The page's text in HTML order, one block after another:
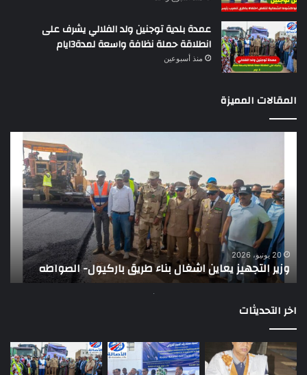
عمدة بلدية توجنين ولد الفلالي يشرف على
انطلاقة حملة نظافة واسعة لمدة3ايام
منذ أسبوعين
المقالات المميزة
اشغال
بناء
طريق
باركيول-
الصواطه
20 يونيو، 2026
وزير التجهيز يعاين اشغال بناء طريق باركيول- الصواطه
اخر التحديثات